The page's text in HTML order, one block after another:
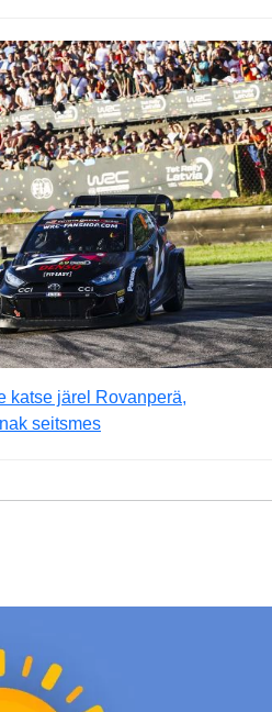
katse järel Rovanperä,
seitsmes